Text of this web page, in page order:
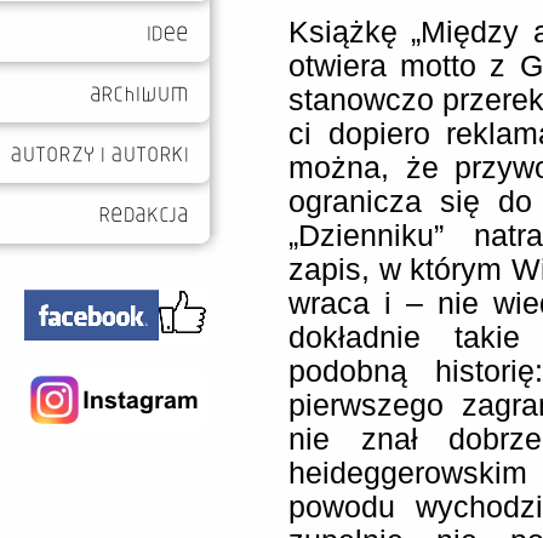
Książkę „Między
otwiera motto z
stanowczo
ci dopiero
można, że
ogranicza się do
„Dzienniku”
zapis, w którym
wraca i – nie
dokładnie
podobną
pierwszego
nie znał
powodu